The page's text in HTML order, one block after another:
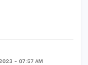
- 07:57 AM